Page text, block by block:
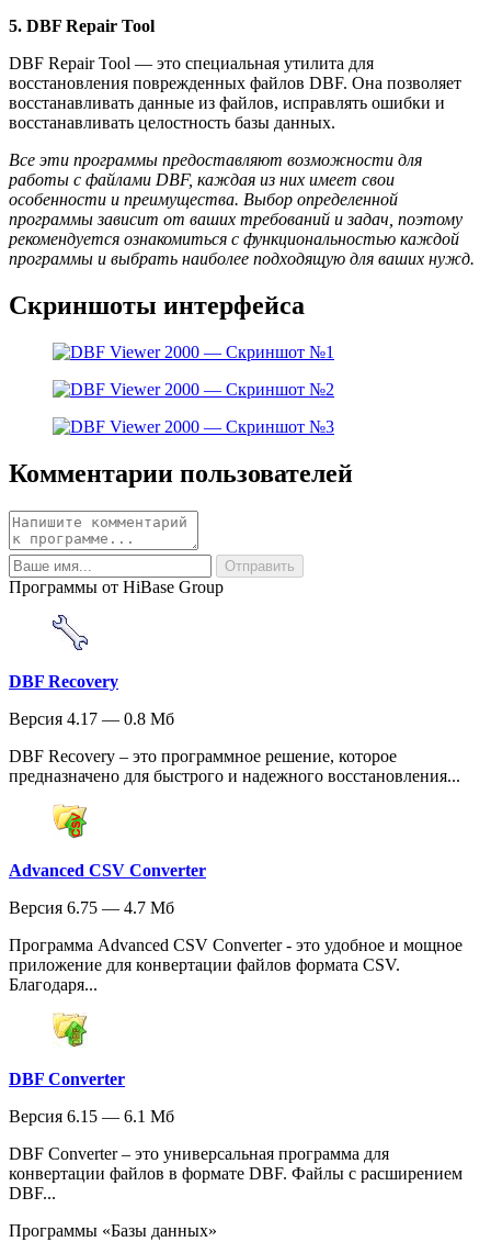
5. DBF Repair Tool
DBF Repair Tool — это специальная утилита для
восстановления поврежденных файлов DBF. Она позволяет
восстанавливать данные из файлов, исправлять ошибки и
восстанавливать целостность базы данных.
Все эти программы предоставляют возможности для
работы с файлами DBF, каждая из них имеет свои
особенности и преимущества. Выбор определенной
программы зависит от ваших требований и задач, поэтому
рекомендуется ознакомиться с функциональностью каждой
программы и выбрать наиболее подходящую для ваших нужд.
Скриншоты интерфейса
Комментарии пользователей
Программы от HiBase Group
DBF Recovery
Версия 4.17 — 0.8 Мб
DBF Recovery – это программное решение, которое
предназначено для быстрого и надежного восстановления...
Advanced CSV Converter
Версия 6.75 — 4.7 Мб
Программа Advanced CSV Converter - это удобное и мощное
приложение для конвертации файлов формата CSV.
Благодаря...
DBF Converter
Версия 6.15 — 6.1 Мб
DBF Converter – это универсальная программа для
конвертации файлов в формате DBF. Файлы с расширением
DBF...
Программы «Базы данных»